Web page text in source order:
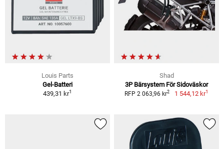
Louis Parts
Gel-Batteri
439,31 kr1
Shad
3P Bärsystem För Sidoväskor
RFP 2 063,96 kr2 1 544,12 kr1